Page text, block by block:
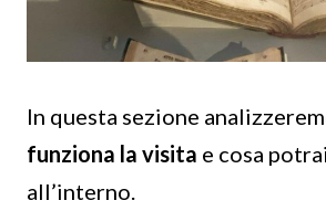
In questa sezione
funziona la visita e cosa
all’interno.